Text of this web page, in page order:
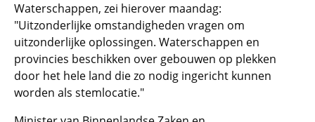
Waterschappen, zei hierover maandag:
"Uitzonderlijke omstandigheden vragen om
uitzonderlijke oplossingen. Waterschappen en
provincies beschikken over gebouwen op plekken
door het hele land die zo nodig ingericht kunnen
worden als stemlocatie."